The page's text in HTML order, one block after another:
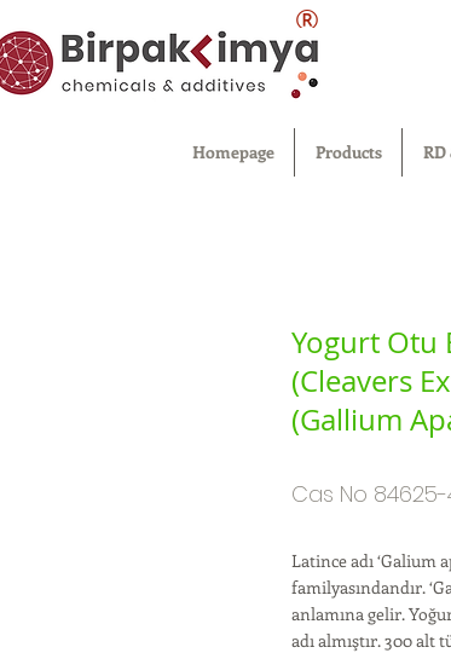
®
Homepage Products
Yogurt Otu
(Cleavers
(Gallium
Cas No
Latince adı ‘Galium
familyasındandır.
anlamına gelir.
adı almıştır. 300 alt